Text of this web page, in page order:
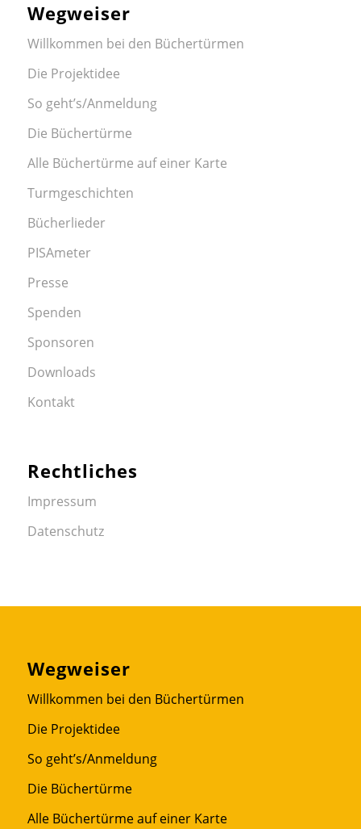
Wegweiser
Willkommen bei den Büchertürmen
Die Projektidee
So geht’s/Anmeldung
Die Büchertürme
Alle Büchertürme auf einer Karte
Turmgeschichten
Bücherlieder
PISAmeter
Presse
Spenden
Sponsoren
Downloads
Kontakt
Rechtliches
Impressum
Datenschutz
Wegweiser
Willkommen bei den Büchertürmen
Die Projektidee
So geht’s/Anmeldung
Die Büchertürme
Alle Büchertürme auf einer Karte